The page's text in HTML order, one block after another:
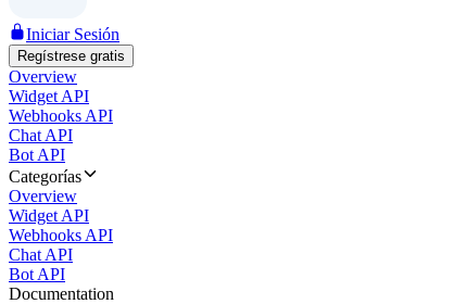
Iniciar Sesión
Regístrese gratis
Overview
Widget API
Webhooks API
Chat API
Bot API
Categorías
Overview
Widget API
Webhooks API
Chat API
Bot API
Documentation